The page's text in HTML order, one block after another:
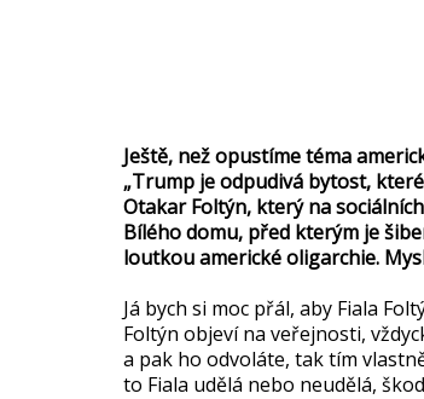
Ještě, než opustíme téma
„Trump je odpudivá bytost,
Otakar Foltýn, který na
Bílého domu, před kterým je
loutkou americké oligarchie.
Já bych si moc přál, aby Fiala
Foltýn objeví na veřejnosti,
a pak ho odvoláte, tak tím
to Fiala udělá nebo neudělá,